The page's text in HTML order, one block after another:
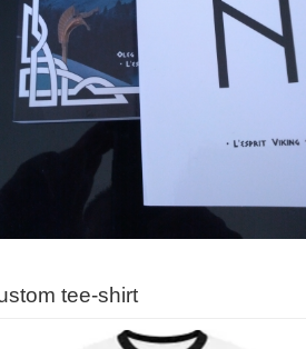
tee-shirt